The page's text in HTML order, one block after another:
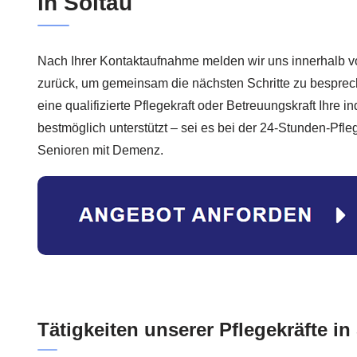
Nach Ihrer Kontaktaufnahme melden wir uns innerhalb
zurück, um gemeinsam die nächsten Schritte zu
eine qualifizierte Pflegekraft oder Betreuungskraft Ihre
bestmöglich unterstützt – sei es bei der 24-Stunden-
Senioren mit Demenz.
Tätigkeiten unserer Pflegekräfte in